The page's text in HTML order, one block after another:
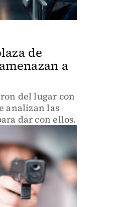
de
a
del lugar con
analizan las
dar con ellos.